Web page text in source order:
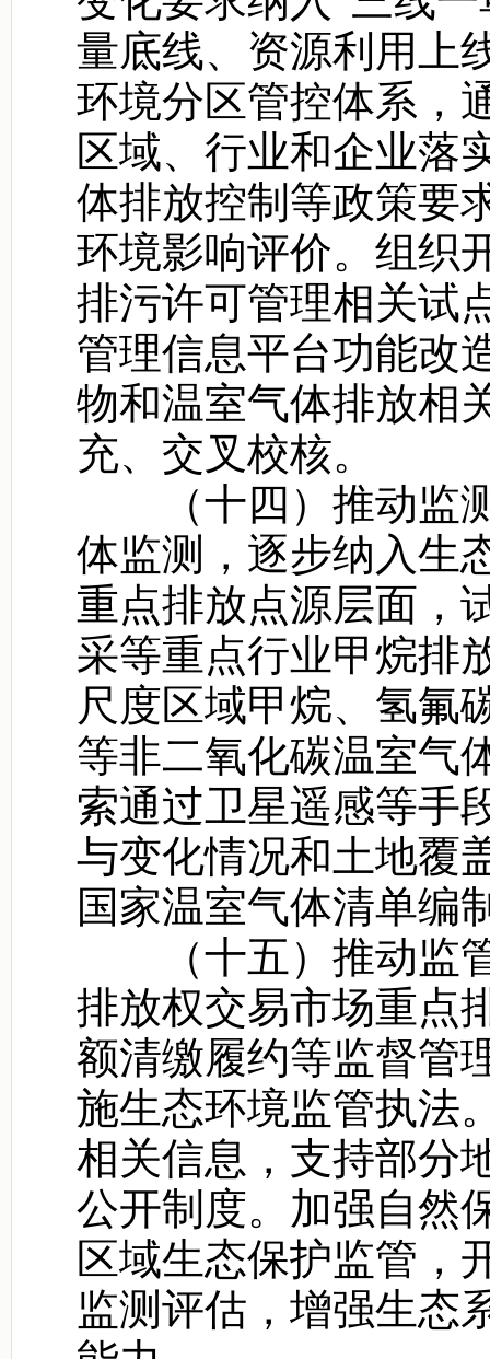
量底线、资源利用上
环境分区管控体系，
区域、行业和企业落
体排放控制等政策要
环境影响评价。组织
排污许可管理相关试
管理信息平台功能改
物和温室气体排放相
充、交叉校核。
（十四）推动监测
体监测，逐步纳入生
重点排放点源层面，
采等重点行业甲烷排
尺度区域甲烷、氢氟
等非二氧化碳温室气
索通过卫星遥感等手
与变化情况和土地覆
国家温室气体清单编
（十五）推动监管
排放权交易市场重点
额清缴履约等监督管
施生态环境监管执法
相关信息，支持部分
公开制度。加强自然
区域生态保护监管，
监测评估，增强生态